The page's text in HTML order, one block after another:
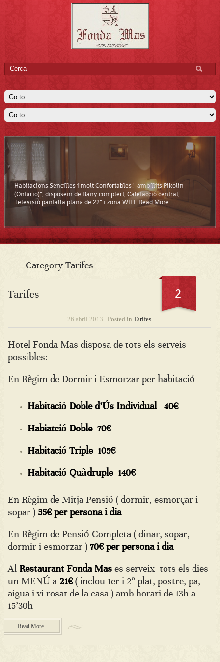
Habitacions Sencilles i molt Confortables " amb llits Pikolin
(Ontario)", disposem de Bany complert, Calefacció central,
Televisió pantalla plana de 22" i zona WIFI.Read More
Vista de Vilaller a la primaveraRead More
Category Tarifes
2
Tarifes
26 abril 2013 Posted in Tarifes
Hotel Fonda Mas disposa de tots els serveis
possibles:
En Règim de Dormir i Esmorzar per habitació
Habitació Doble d’Ús Individual 40€
Habiatció Doble 70€
Habitació Triple 105€
Habitació Quàdruple 140€
En Règim de Mitja Pensió ( dormir, esmorçar i
sopar ) 55€ per persona i dia
En Règim de Pensió Completa ( dinar, sopar,
dormir i esmorzar )70€ per persona i dia
Al Restaurant Fonda Mas es serveix tots els dies
un MENÚ a21€( inclou 1er i 2º plat, postre, pa,
aigua i vi rosat de la casa ) amb horari de 13h a
15’30h
Read More